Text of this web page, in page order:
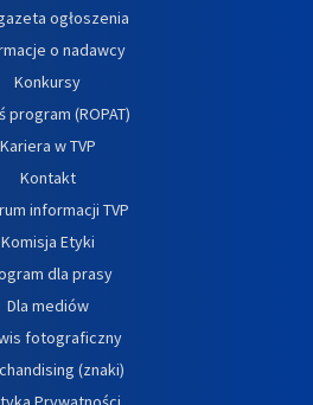
ogłoszenia
o nadawcy
Konkursy
program (ROPAT)
Kariera w TVP
Kontakt
informacji TVP
Komisja Etyki
dla prasy
Dla mediów
fotograficzny
(znaki)